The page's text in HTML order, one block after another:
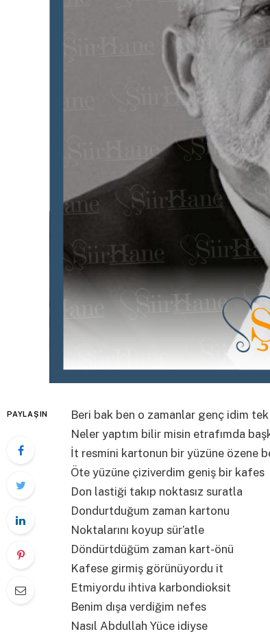
PAYLAŞIN
Beri bak ben o zamanlar genç idim tek
Neler yaptım bilir misin etrafımda
İt resmini kartonun bir yüzüne özene
Öte yüzüne çiziverdim geniş bir kafes
Don lastiği takıp noktasız suratla
Dondurtduğum zaman kartonu
Noktalarını koyup sür’atle
Döndürtdüğüm zaman kart-önü
Kafese girmiş görünüyordu it
Etmiyordu ihtiva karbondioksit
Benim dışa verdiğim nefes
Nasıl Abdullah Yüce idiyse